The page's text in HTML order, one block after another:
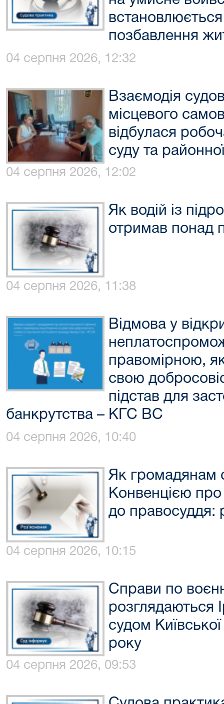
позбавлення
04 серпня 2026, 12:32
Взаємодія
місцевого
відбулася
суду та
04 серпня 2026, 12:02
Як водій із
отримав понад
04 серпня 2026, 11:38
Відмова у
правомірною,
свою
підстав для
банкрутства – КГС ВС
04 серпня 2026, 10:40
Як громадянам
Конвенцією
до правосуддя:
04 серпня 2026, 10:15
Справи по
розглядаються
судом
року
04 серпня 2026, 09:53